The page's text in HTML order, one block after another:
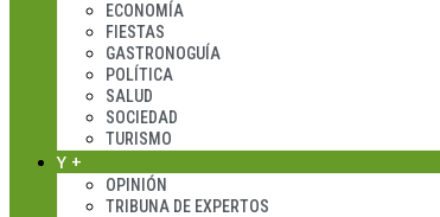
ECONOMÍA
FIESTAS
GASTRONOGUÍA
POLÍTICA
SALUD
SOCIEDAD
TURISMO
Y +
OPINIÓN
TRIBUNA DE EXPERTOS